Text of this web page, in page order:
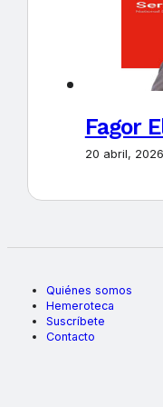
Fagor
20 abril, 2026
Quiénes somos
Hemeroteca
Suscríbete
Contacto